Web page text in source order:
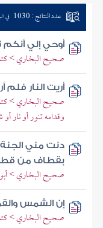
عدد النتائج : 1030 في
أوحي إلي أنكم
صحيح البخاري >
أريت النار
صحيح البخاري >
وقدامه تنور أو نار أو
دنت مني
بقطاف من
صحيح البخاري >
إن الشمس
صحيح البخاري >